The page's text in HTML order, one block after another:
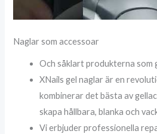
Naglar som accessoar
Och såklart produkterna som
XNails gel naglar är en
kombinerar det bästa av
skapa hållbara, blanka och
Vi erbjuder professionella